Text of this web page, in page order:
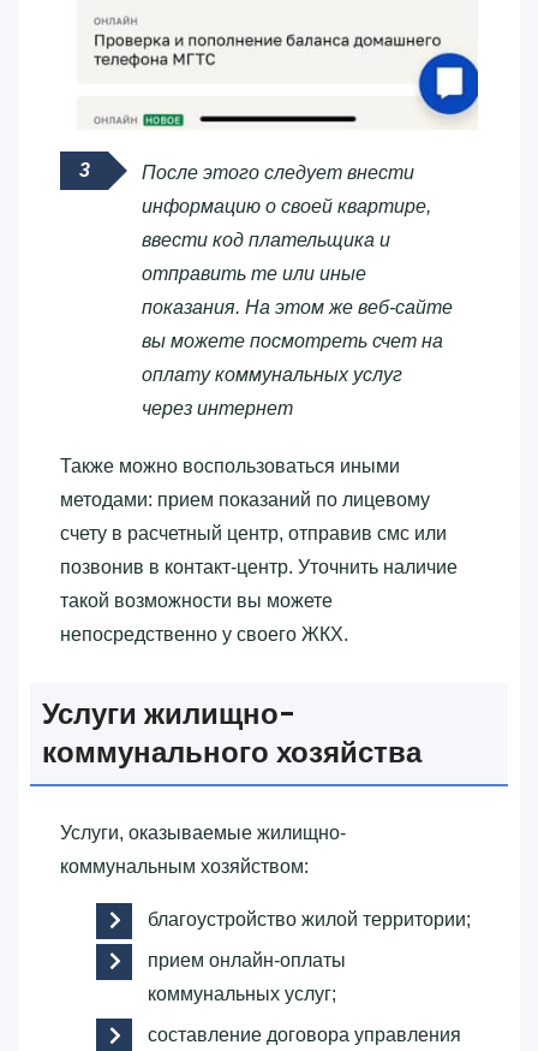
После этого следует внести
информацию о своей квартире,
ввести код плательщика и
отправить те или иные
показания. На этом же веб-сайте
вы можете посмотреть счет на
оплату коммунальных услуг
через интернет
Также можно воспользоваться иными
методами: прием показаний по лицевому
счету в расчетный центр, отправив смс или
позвонив в контакт-центр. Уточнить наличие
такой возможности вы можете
непосредственно у своего ЖКХ.
Услуги жилищно-
коммунального хозяйства
Услуги, оказываемые жилищно-
коммунальным хозяйством:
благоустройство жилой территории;
прием онлайн-оплаты
коммунальных услуг;
составление договора управления